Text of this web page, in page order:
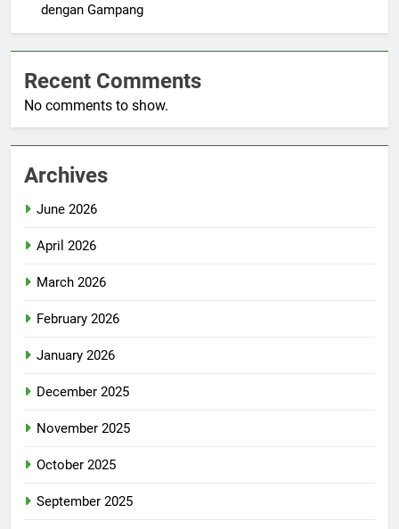
dengan Gampang
Recent Comments
No comments to show.
Archives
June 2026
April 2026
March 2026
February 2026
January 2026
December 2025
November 2025
October 2025
September 2025